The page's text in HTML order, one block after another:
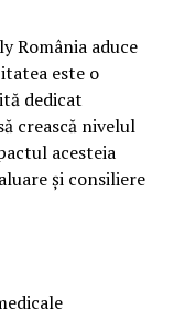
la
de ce ați
fiind întregi în
Am uitat! Erau
plus!
a pățit nimic!
România aduce
este o
dedicat
crească nivelul
acesteia
și consiliere